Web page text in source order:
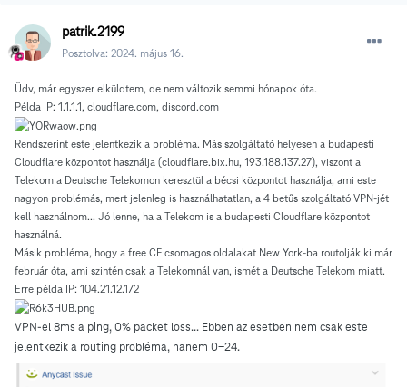
patrik.2199
Posztolva: 2024. május 16.
Üdv, már egyszer elküldtem, de nem változik semmi hónapok óta.
Példa IP: 1.1.1.1, cloudflare.com, discord.com
Rendszerint este jelentkezik a probléma. Más szolgáltató helyesen a budapesti
Cloudflare központot használja (cloudflare.bix.hu, 193.188.137.27), viszont a
Telekom a Deutsche Telekomon keresztül a bécsi központot használja, ami este
nagyon problémás, mert jelenleg is használhatatlan, a 4 betűs szolgáltató VPN-jét
kell használnom... Jó lenne, ha a Telekom is a budapesti Cloudflare központot
használná.
Másik probléma, hogy a free CF csomagos oldalakat New York-ba routolják ki már
február óta, ami szintén csak a Telekomnál van, ismét a Deutsche Telekom miatt.
Erre példa IP: 104.21.12.172
VPN-el 8ms a ping, 0% packet loss... Ebben az esetben nem csak este
jelentkezik a routing probléma, hanem 0-24.